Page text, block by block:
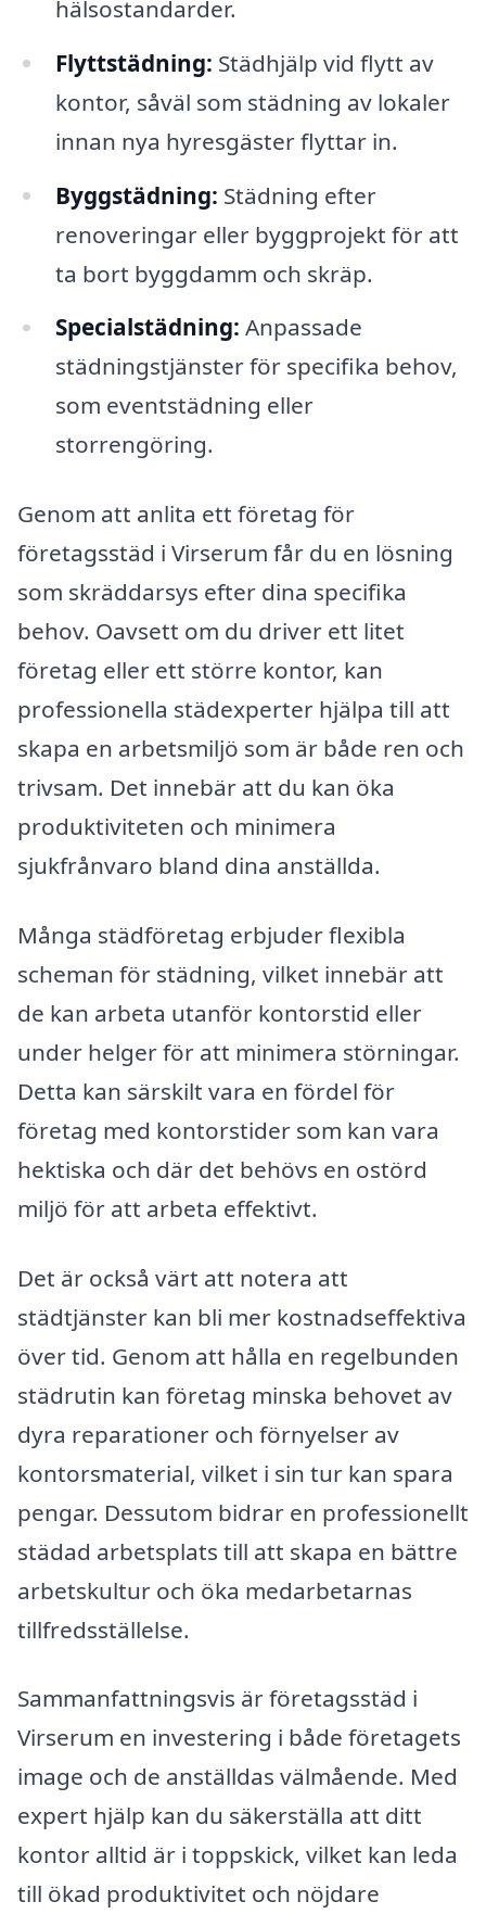
hälsostandarder.
Flyttstädning: Städhjälp vid flytt av
kontor, såväl som städning av lokaler
innan nya hyresgäster flyttar in.
Byggstädning: Städning efter
renoveringar eller byggprojekt för att
ta bort byggdamm och skräp.
Specialstädning: Anpassade
städningstjänster för specifika behov,
som eventstädning eller
storrengöring.
Genom att anlita ett företag för
företagsstäd i Virserum får du en lösning
som skräddarsys efter dina specifika
behov. Oavsett om du driver ett litet
företag eller ett större kontor, kan
professionella städexperter hjälpa till att
skapa en arbetsmiljö som är både ren och
trivsam. Det innebär att du kan öka
produktiviteten och minimera
sjukfrånvaro bland dina anställda.
Många städföretag erbjuder flexibla
scheman för städning, vilket innebär att
de kan arbeta utanför kontorstid eller
under helger för att minimera störningar.
Detta kan särskilt vara en fördel för
företag med kontorstider som kan vara
hektiska och där det behövs en ostörd
miljö för att arbeta effektivt.
Det är också värt att notera att
städtjänster kan bli mer kostnadseffektiva
över tid. Genom att hålla en regelbunden
städrutin kan företag minska behovet av
dyra reparationer och förnyelser av
kontorsmaterial, vilket i sin tur kan spara
pengar. Dessutom bidrar en professionellt
städad arbetsplats till att skapa en bättre
arbetskultur och öka medarbetarnas
tillfredsställelse.
Sammanfattningsvis är företagsstäd i
Virserum en investering i både företagets
image och de anställdas välmående. Med
expert hjälp kan du säkerställa att ditt
kontor alltid är i toppskick, vilket kan leda
till ökad produktivitet och nöjdare